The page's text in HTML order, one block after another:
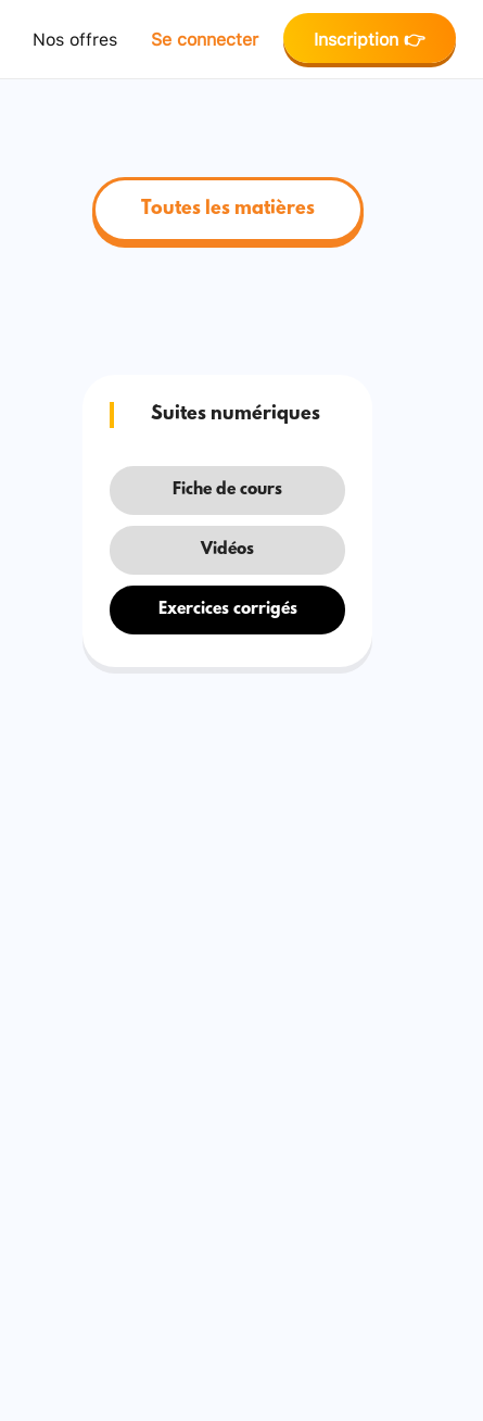
Nos offres Se connecter Inscription 👉
Toutes les matières
Suites numériques
Fiche de cours
Vidéos
Exercices corrigés